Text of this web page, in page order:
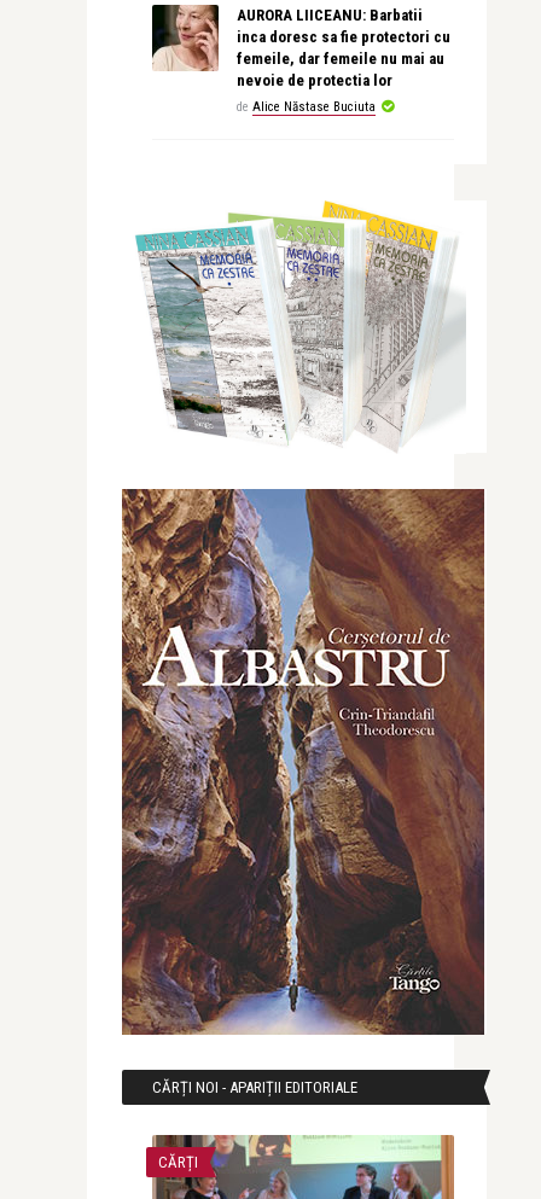
AURORA LIICEANU: Barbatii
inca doresc sa fie protectori cu
femeile, dar femeile nu mai au
nevoie de protectia lor
de Alice Năstase Buciuta
CĂRȚI NOI - APARIȚII EDITORIALE
CĂRȚI